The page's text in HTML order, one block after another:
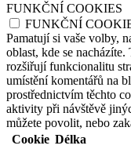
FUNKČNÍ COOKIES
FUNKČNÍ
Pamatují si vaše volby,
oblast, kde se
rozšiřují funkcionalitu
umístění komentářů na
prostřednictvím těchto
aktivity při návštěvě
můžete povolit, nebo
Cookie Délka